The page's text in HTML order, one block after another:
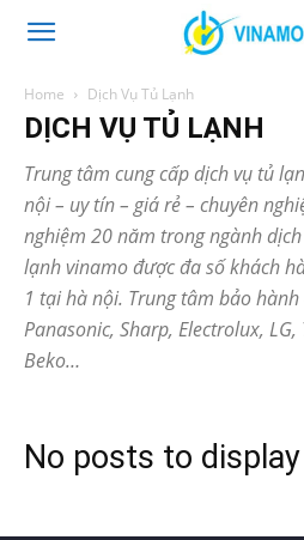
Home Dịch Vụ Tủ Lạnh
DỊCH VỤ TỦ LẠNH
Trung tâm cung cấp dịch vụ tủ
nội – uy tín – giá rẻ – chuyên
nghiệm 20 năm trong ngành
lạnh vinamo được đa số khách
1 tại hà nội. Trung tâm bảo hành
Panasonic, Sharp, Electrolux,
Beko…
No posts to display